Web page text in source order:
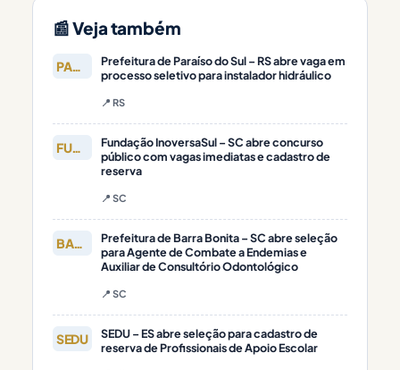
📰 Veja também
PARAÍSO DO
Prefeitura de Paraíso do Sul – RS abre vaga em
processo seletivo para instalador hidráulico
📍 RS
FUNDAÇÃO
Fundação InoversaSul – SC abre concurso
público com vagas imediatas e cadastro de
reserva
📍 SC
BARRA
Prefeitura de Barra Bonita – SC abre seleção
para Agente de Combate a Endemias e
Auxiliar de Consultório Odontológico
📍 SC
SEDU
SEDU – ES abre seleção para cadastro de
reserva de Profissionais de Apoio Escolar